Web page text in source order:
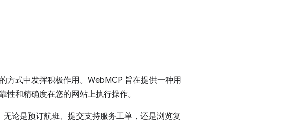
方式中发挥积极作用。WebMCP 旨在提供一种用
和精确度在您的网站上执行操作。
论是预订航班、提交支持服务工单，还是浏览复